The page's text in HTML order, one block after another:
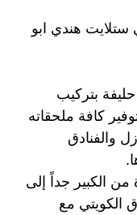
ستلايت هندي ابو
بتركيب
كافة ملحقاته
والفنادق
الكبير جداً إلى
الكويتي مع